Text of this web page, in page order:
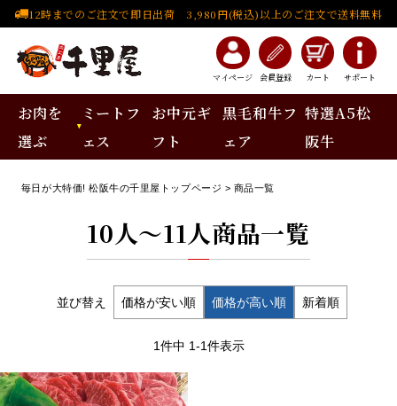
12時までのご注文で即日出荷 3,980円(税込)以上のご注文で送料無料
マイページ 会員登録 カート サポート
お肉を
選ぶ
ミートフ
ェス
お中元ギ
フト
黒毛和牛フ
ェア
特選A5松
阪牛
毎日が大特価! 松阪牛の千里屋トップページ 商品一覧
10人～11人商品一覧
並び替え 価格が安い順 価格が高い順 新着順
1件中 1-1件表示